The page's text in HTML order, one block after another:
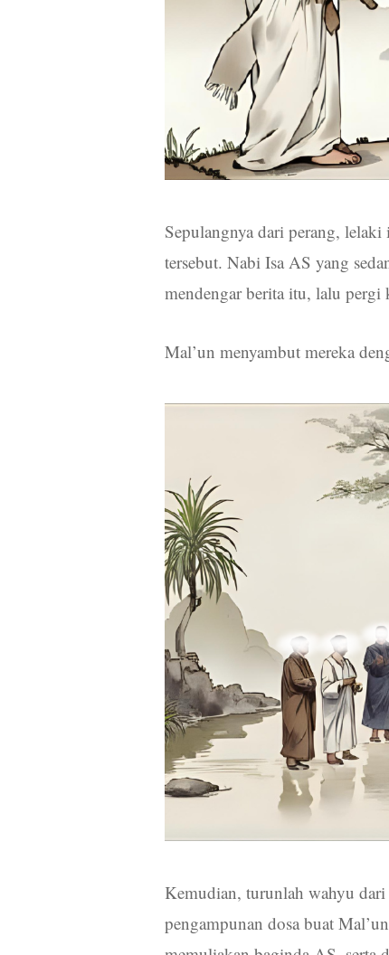
Sepulangnya dari perang,
tersebut. Nabi Isa AS yang
mendengar berita itu, lalu pergi
Mal’un menyambut mereka
Kemudian, turunlah wahyu
pengampunan dosa buat